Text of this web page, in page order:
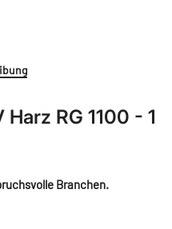
RG 1100 - 1
Branchen.